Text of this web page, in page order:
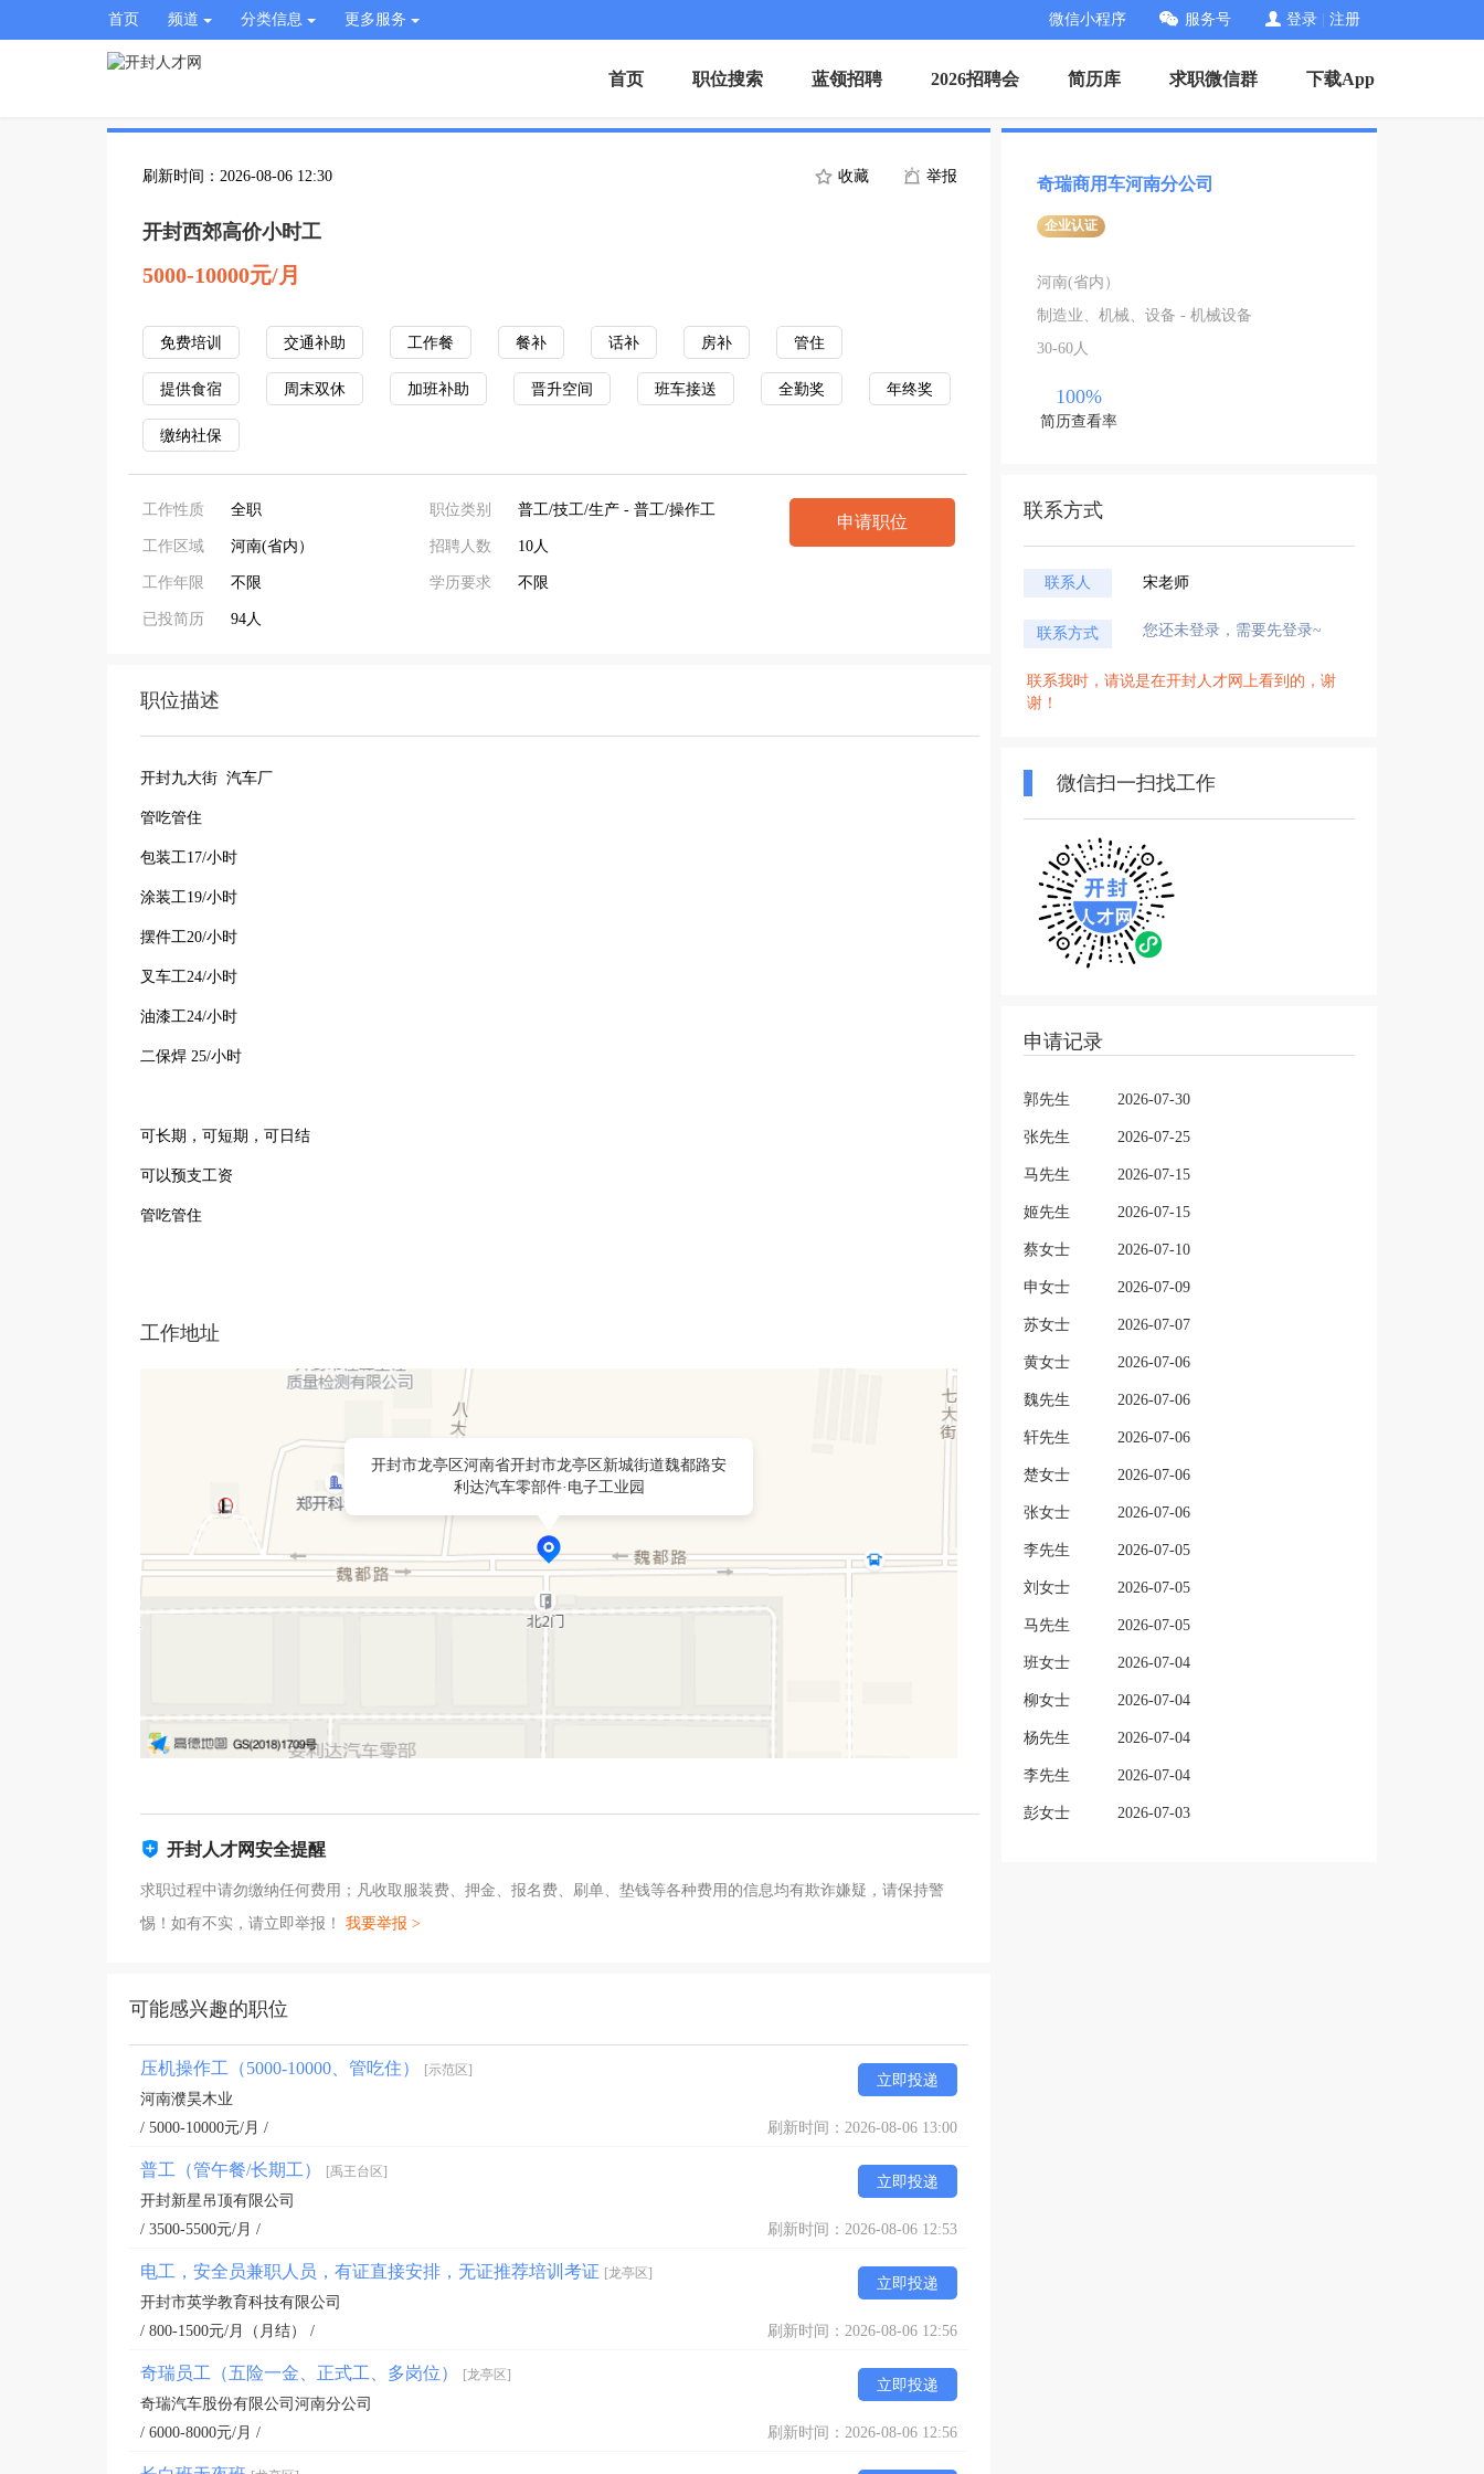
首页 频道 分类信息 更多服务 微信小程序 服务号 登录 注册
首页 职位搜索 蓝领招聘 2026招聘会 简历库 求职微信群 下载App
刷新时间：2026-08-06 12:30 收藏 举报
开封西郊高价小时工
5000-10000元/月
免费培训 交通补助 工作餐 餐补 话补 房补 管住
提供食宿 周末双休 加班补助 晋升空间 班车接送 全勤奖 年终奖
缴纳社保
工作性质 全职
工作区域 河南(省内）
工作年限 不限
已投简历 94人
职位类别 普工/技工/生产 - 普工/操作工
招聘人数 10人
学历要求 不限
申请职位
职位描述
开封‮大九‬街 汽车厂
管‮管吃‬住
包装工17/小时
涂装工19/小时
摆件工20/小时
叉车工24/小时
油漆工24/小时
二保焊 25/小时
​可长期，可短期，可日结
​可以预支工资
​管吃管住
工作地址
开封市龙亭区河南省开封市龙亭区新城街道魏都路安
利达汽车零部件·电子工业园
开封人才网安全提醒
求职过程中请勿缴纳任何费用；凡收取服装费、押金、报名费、刷单、垫钱等各种费用的信息均有欺诈嫌疑，请保持警
惕！如有不实，请立即举报！ 我要举报 >
可能感兴趣的职位
压机操作工（5000-10000、管吃住） [示范区]
立即投递
河南濮昊木业
/ 5000-10000元/月 /
刷新时间：2026-08-06 13:00
普工（管午餐/长期工） [禹王台区]
立即投递
开封新星吊顶有限公司
/ 3500-5500元/月 /
刷新时间：2026-08-06 12:53
电工，安全员兼职人员，有证直接安排，无证推荐培训考证 [龙亭区]
立即投递
开封市英学教育科技有限公司
/ 800-1500元/月（月结） /
刷新时间：2026-08-06 12:56
奇瑞员工（五险一金、正式工、多岗位） [龙亭区]
立即投递
奇瑞汽车股份有限公司河南分公司
/ 6000-8000元/月 /
刷新时间：2026-08-06 12:56
奇瑞商用车河南分公司
企业认证
河南(省内）
制造业、机械、设备 - 机械设备
30-60人
100%
简历查看率
联系方式
联系人 宋老师
联系方式 您还未登录，需要先登录~
联系我时，请说是在开封人才网上看到的，谢
谢！
微信扫一扫找工作
申请记录
郭先生 2026-07-30
张先生 2026-07-25
马先生 2026-07-15
姬先生 2026-07-15
蔡女士 2026-07-10
申女士 2026-07-09
苏女士 2026-07-07
黄女士 2026-07-06
魏先生 2026-07-06
轩先生 2026-07-06
楚女士 2026-07-06
张女士 2026-07-06
李先生 2026-07-05
刘女士 2026-07-05
马先生 2026-07-05
班女士 2026-07-04
柳女士 2026-07-04
杨先生 2026-07-04
李先生 2026-07-04
彭女士 2026-07-03